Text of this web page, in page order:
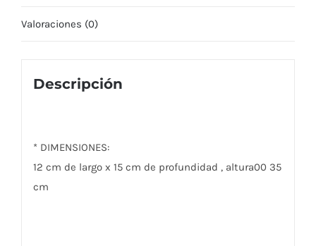
Valoraciones (0)
Descripción
* DIMENSIONES:
12 cm de largo x 15 cm de profundidad , altura00 35
cm